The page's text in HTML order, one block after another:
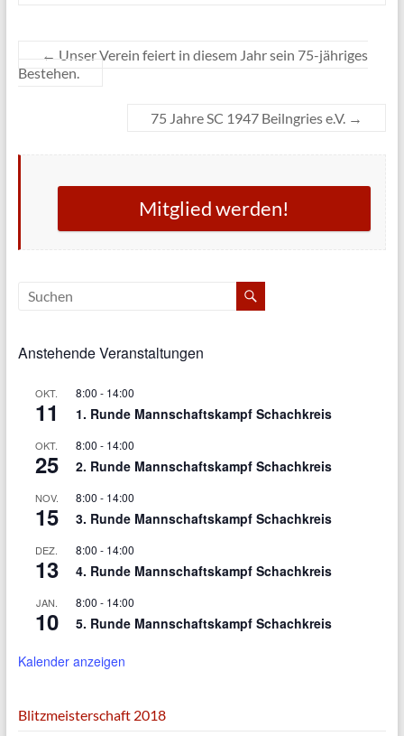
← Unser Verein feiert in diesem Jahr sein 75-jähriges
Bestehen.
75 Jahre SC 1947 Beilngries e.V. →
Mitglied werden!
Anstehende Veranstaltungen
OKT.
11
8:00 - 14:00
1. Runde Mannschaftskampf Schachkreis
OKT.
25
8:00 - 14:00
2. Runde Mannschaftskampf Schachkreis
NOV.
15
8:00 - 14:00
3. Runde Mannschaftskampf Schachkreis
DEZ.
13
8:00 - 14:00
4. Runde Mannschaftskampf Schachkreis
JAN.
10
8:00 - 14:00
5. Runde Mannschaftskampf Schachkreis
Kalender anzeigen
Blitzmeisterschaft 2018